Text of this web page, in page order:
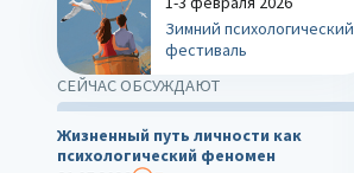
Зимний психологический
фестиваль
СЕЙЧАС ОБСУЖДАЮТ
Жизненный путь личности как
психологический феномен